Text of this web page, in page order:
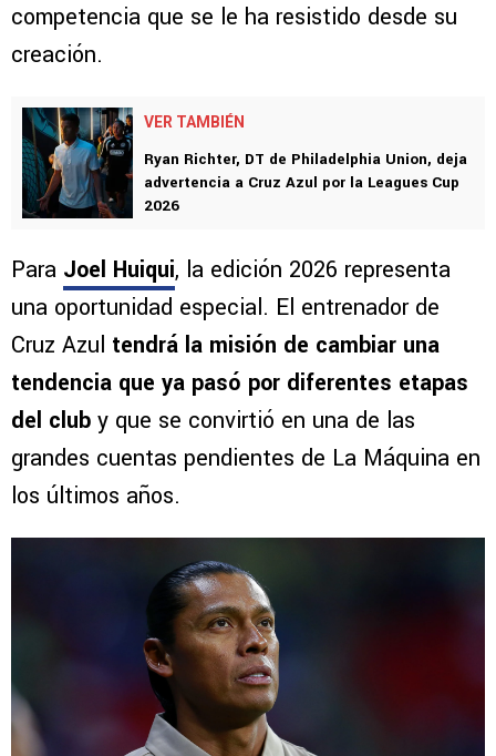
competencia que se le ha resistido desde su
creación.
VER TAMBIÉN
Ryan Richter, DT de Philadelphia Union, deja
advertencia a Cruz Azul por la Leagues Cup
2026
Para Joel Huiqui, la edición 2026 representa
una oportunidad especial. El entrenador de
Cruz Azul tendrá la misión de cambiar una
tendencia que ya pasó por diferentes etapas
del club y que se convirtió en una de las
grandes cuentas pendientes de La Máquina en
los últimos años.